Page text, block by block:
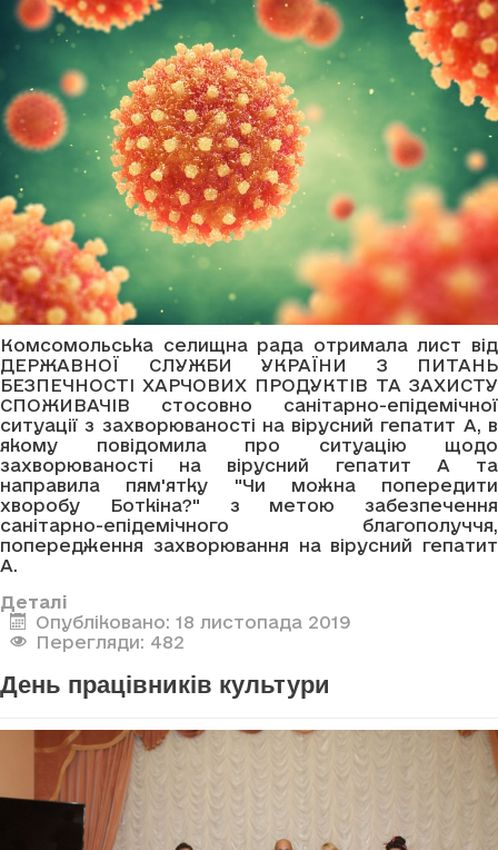
Комсомольська селищна рада отримала лист від
ДЕРЖАВНОЇ СЛУЖБИ УКРАЇНИ З ПИТАНЬ
БЕЗПЕЧНОСТІ ХАРЧОВИХ ПРОДУКТІВ ТА ЗАХИСТУ
СПОЖИВАЧІВ стосовно санітарно-епідемічної
ситуації з захворюваності на вірусний гепатит А, в
якому повідомила про ситуацію щодо
захворюваності на вірусний гепатит А та
направила пям'ятку "Чи можна попередити
хворобу Боткіна?" з метою забезпечення
санітарно-епідемічного благополуччя,
попередження захворювання на вірусний гепатит
А.
Деталі
Опубліковано: 18 листопада 2019
Перегляди: 482
День працівників культури